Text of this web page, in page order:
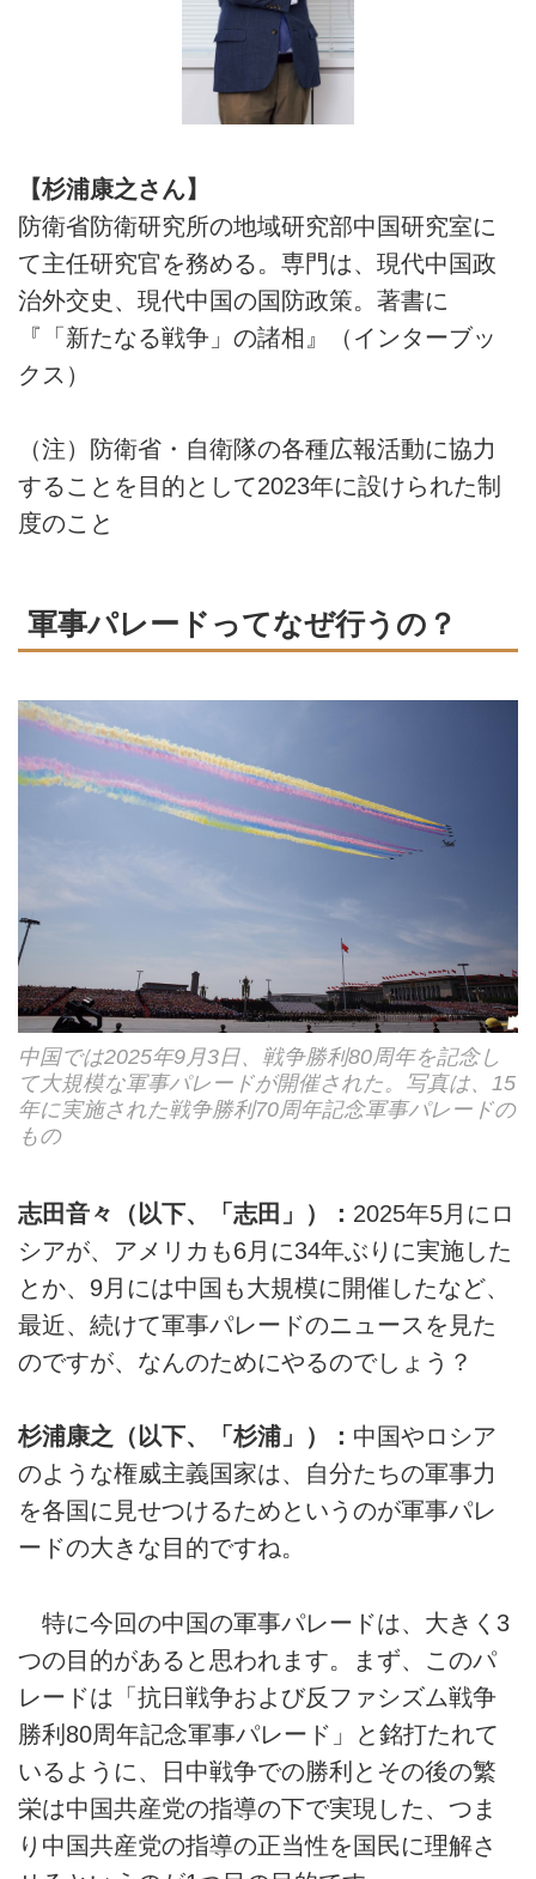
【杉浦康之さん】
防衛省防衛研究所の地域研究部中国研究室に
て主任研究官を務める。専門は、現代中国政
治外交史、現代中国の国防政策。著書に
『「新たなる戦争」の諸相』（インターブッ
クス）
（注）防衛省・自衛隊の各種広報活動に協力
することを目的として2023年に設けられた制
度のこと
軍事パレードってなぜ行うの？
中国では2025年9月3日、戦争勝利80周年を記念し
て大規模な軍事パレードが開催された。写真は、15
年に実施された戦争勝利70周年記念軍事パレードの
もの
志田音々（以下、「志田」）： 2025年5月にロ
シアが、アメリカも6月に34年ぶりに実施した
とか、9月には中国も大規模に開催したなど、
最近、続けて軍事パレードのニュースを見た
のですが、なんのためにやるのでしょう？
杉浦康之（以下、「杉浦」）： 中国やロシア
のような権威主義国家は、自分たちの軍事力
を各国に見せつけるためというのが軍事パレ
ードの大きな目的ですね。
特に今回の中国の軍事パレードは、大きく3
つの目的があると思われます。まず、このパ
レードは「抗日戦争および反ファシズム戦争
勝利80周年記念軍事パレード」と銘打たれて
いるように、日中戦争での勝利とその後の繁
栄は中国共産党の指導の下で実現した、つま
り中国共産党の指導の正当性を国民に理解さ